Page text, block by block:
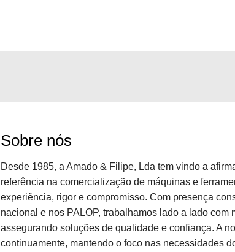
Sobre nós
Desde 1985, a Amado & Filipe, Lda tem vindo a
referência na comercialização de máquinas e
experiência, rigor e compromisso. Com presença
nacional e nos PALOP, trabalhamos lado a lado com
assegurando soluções de qualidade e confiança. A
continuamente, mantendo o foco nas necessidades